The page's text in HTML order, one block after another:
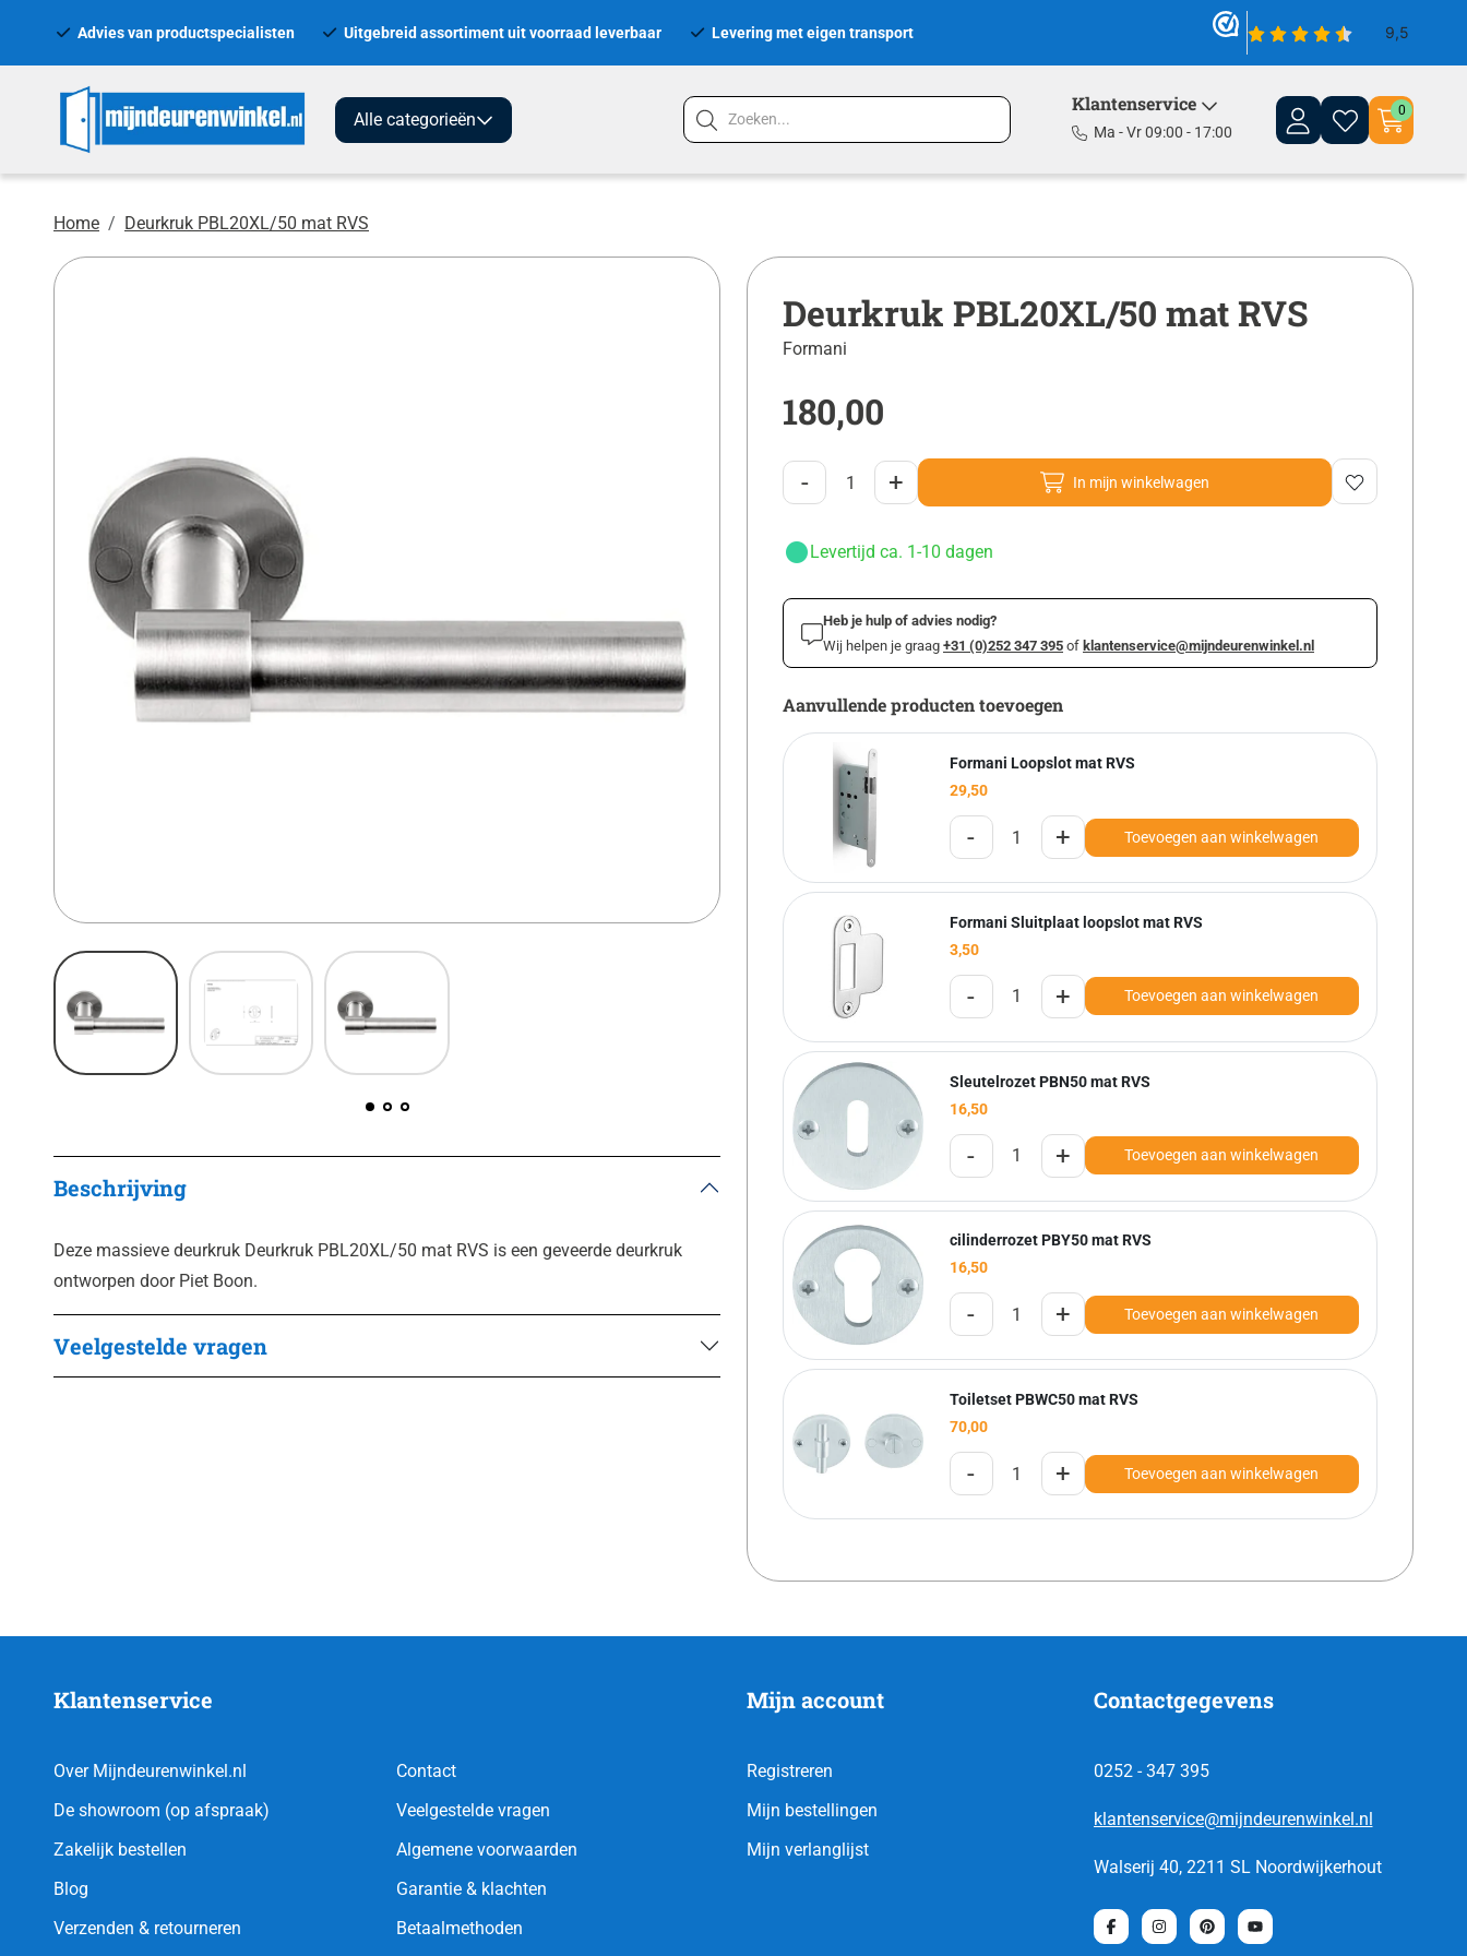
Advies van productspecialisten Uitgebreid assortiment uit voorraad leverbaar Levering met eigen transport
Alle categorieën
Klantenservice
Ma - Vr 09:00 - 17:00
0
Home Deurkruk PBL20XL/50 mat RVS
Beschrijving
Deze massieve deurkruk Deurkruk PBL20XL/50 mat RVS is een geveerde deurkruk
ontworpen door Piet Boon.
Veelgestelde vragen
Deurkruk PBL20XL/50 mat RVS
Formani
180,00
- + In mijn winkelwagen
Levertijd ca. 1-10 dagen
Heb je hulp of advies nodig?
Wij helpen je graag +31 (0)252 347 395 of klantenservice@mijndeurenwinkel.nl
Aanvullende producten toevoegen
Formani Loopslot mat RVS
29,50
- + Toevoegen aan winkelwagen
Formani Sluitplaat loopslot mat RVS
3,50
- + Toevoegen aan winkelwagen
Sleutelrozet PBN50 mat RVS
16,50
- + Toevoegen aan winkelwagen
cilinderrozet PBY50 mat RVS
16,50
- + Toevoegen aan winkelwagen
Toiletset PBWC50 mat RVS
70,00
- + Toevoegen aan winkelwagen
Klantenservice
Over Mijndeurenwinkel.nl
De showroom (op afspraak)
Zakelijk bestellen
Blog
Verzenden & retourneren
Contact
Veelgestelde vragen
Algemene voorwaarden
Garantie & klachten
Betaalmethoden
Mijn account
Registreren
Mijn bestellingen
Mijn verlanglijst
Contactgegevens
0252 - 347 395
klantenservice@mijndeurenwinkel.nl
Walserij 40, 2211 SL Noordwijkerhout